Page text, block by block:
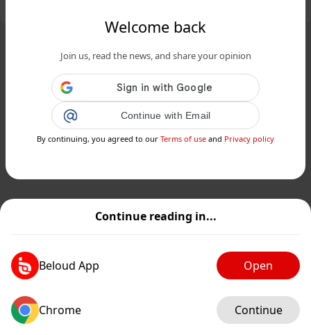
Continue reading in...
Beloud App Open
Chrome Continue
Welcome back
Join us, read the news, and share your opinion
Continue with Email
By continuing, you agreed to our Terms of use and Privacy policy